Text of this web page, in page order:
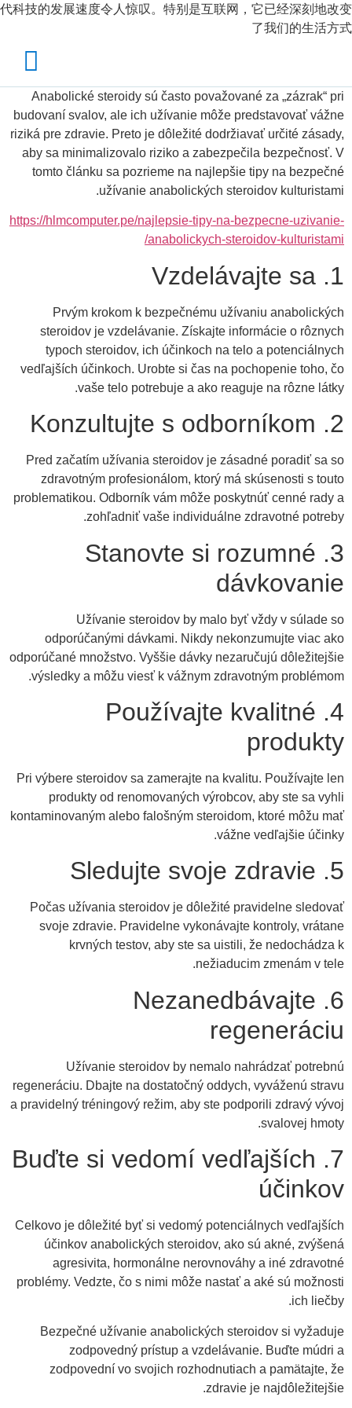
代科技的发展速度令人惊叹。特别是互联网，它已经深刻地改变
了我们的生活方式
Anabolické steroidy sú často považované za „zázrak“ pri
budovaní svalov, ale ich užívanie môže predstavovať vážne
riziká pre zdravie. Preto je dôležité dodržiavať určité zásady,
aby sa minimalizovalo riziko a zabezpečila bezpečnosť. V
tomto článku sa pozrieme na najlepšie tipy na bezpečné
užívanie anabolických steroidov kulturistami.
https://hlmcomputer.pe/najlepsie-tipy-na-bezpecne-uzivanie-
anabolickych-steroidov-kulturistami/
1. Vzdelávajte sa
Prvým krokom k bezpečnému užívaniu anabolických
steroidov je vzdelávanie. Získajte informácie o rôznych
typoch steroidov, ich účinkoch na telo a potenciálnych
vedľajších účinkoch. Urobte si čas na pochopenie toho, čo
vaše telo potrebuje a ako reaguje na rôzne látky.
2. Konzultujte s odborníkom
Pred začatím užívania steroidov je zásadné poradiť sa so
zdravotným profesionálom, ktorý má skúsenosti s touto
problematikou. Odborník vám môže poskytnúť cenné rady a
zohľadniť vaše individuálne zdravotné potreby.
3. Stanovte si rozumné
dávkovanie
Užívanie steroidov by malo byť vždy v súlade so
odporúčanými dávkami. Nikdy nekonzumujte viac ako
odporúčané množstvo. Vyššie dávky nezaručujú dôležitejšie
výsledky a môžu viesť k vážnym zdravotným problémom.
4. Používajte kvalitné
produkty
Pri výbere steroidov sa zamerajte na kvalitu. Používajte len
produkty od renomovaných výrobcov, aby ste sa vyhli
kontaminovaným alebo falošným steroidom, ktoré môžu mať
vážne vedľajšie účinky.
5. Sledujte svoje zdravie
Počas užívania steroidov je dôležité pravidelne sledovať
svoje zdravie. Pravidelne vykonávajte kontroly, vrátane
krvných testov, aby ste sa uistili, že nedochádza k
nežiaducim zmenám v tele.
6. Nezanedbávajte
regeneráciu
Užívanie steroidov by nemalo nahrádzať potrebnú
regeneráciu. Dbajte na dostatočný oddych, vyváženú stravu
a pravidelný tréningový režim, aby ste podporili zdravý vývoj
svalovej hmoty.
7. Buďte si vedomí vedľajších
účinkov
Celkovo je dôležité byť si vedomý potenciálnych vedľajších
účinkov anabolických steroidov, ako sú akné, zvýšená
agresivita, hormonálne nerovnováhy a iné zdravotné
problémy. Vedzte, čo s nimi môže nastať a aké sú možnosti
ich liečby.
Bezpečné užívanie anabolických steroidov si vyžaduje
zodpovedný prístup a vzdelávanie. Buďte múdri a
zodpovední vo svojich rozhodnutiach a pamätajte, že
zdravie je najdôležitejšie.